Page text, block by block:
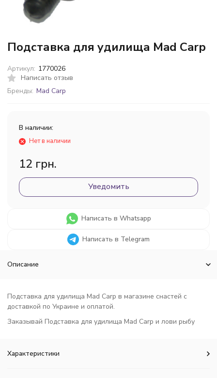
Подставка для удилища Mad Carp
Написать отзыв
Бренды: Mad Carp
Артикул: 1770026
В наличии:
Нет в наличии
12 грн.
Уведомить
Написать в Whatsapp
Написать в Telegram
Описание
Подставка для удилища Mad Carp в магазине снастей с
доставкой по Украине и оплатой.
Заказывай Подставка для удилища Mad Carp и лови рыбу
Характеристики